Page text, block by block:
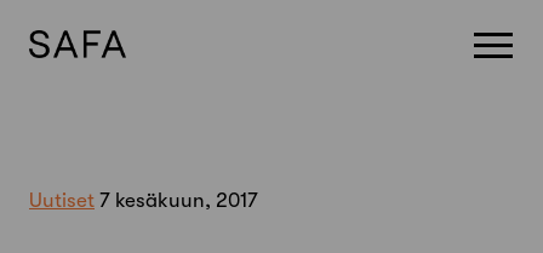
Uutiset 7 kesäkuun, 2017